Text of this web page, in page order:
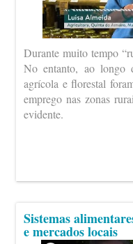
Durante muito tempo
No entanto, ao longo
agrícola e florestal
emprego nas zonas
evidente.
Sistemas
e mercados locais